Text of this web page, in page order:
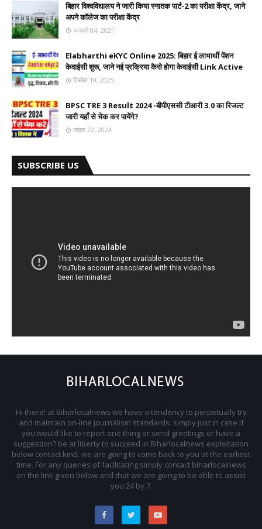
बिहार विश्वविद्यालय ने जारी किया स्नातक पार्ट-2 का परीक्षा केंद्र, जाने
अपने कॉलेज का परीक्षा केंद्र
जनवरी 04, 2021
Elabharthi eKYC Online 2025: बिहार ई लाभार्थी पेंशन
केवाईसी शुरू, जाने नई प्रक्रिया कैसे होगा केवाईसी Link Active
दिसंबर 19, 2025
BPSC TRE 3 Result 2024 -बीपीएससी टीआरी 3.0 का रिजल्ट
जारी यहाँ से चेक कर पायेंगे?
नवंबर 22, 2024
SUBSCRIBE US
Hi there! at Biharlocalnews we have a tendency to perpetually try
and maintain on-line journalism standards. simply just in case if
you would like to report one thing or send greetings or have a
suggestion? be at liberty to succeed in Biharlocalnews exploitation
below contact kind. we are going to come back to you at the earliest
time. For any queries of facilitating simply contact biharlocalnews
on the link given below and that we are going to be able to assist
you 24 by 7.